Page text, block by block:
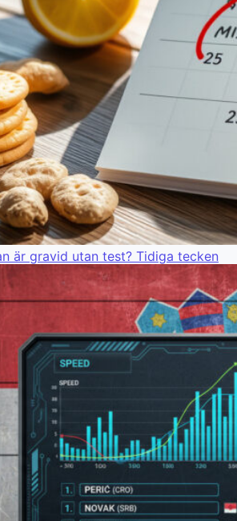
är gravid utan test? Tidiga tecken